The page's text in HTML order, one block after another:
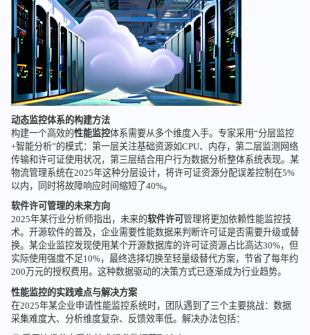
动态监控体系的构建方法
构建一个高效的性能监控体系需要从多个维度入手。专家采用“分层监控
+智能分析”的模式：第一层关注基础资源如CPU、内存，第二层监测网络
传输和许可证使用状况，第三层结合用户行为数据分析整体系统表现。某
物流管理系统在2025年这种分层设计，将许可证资源分配误差控制在5%
以内，同时将故障响应时间缩短了40%。
软件许可管理的未来方向
2025年某行业分析师指出，未来的软件许可 管理将更加依赖性能监控技
术。开源软件的普及，企业需要性能数据来判断许可证是否需要升级或替
换。某企业监控发现使用某个开源数据库的许可证资源占比高达30%，但
实际使用强度不足10%，最终选择切换至轻量级替代方案，节省了每年约
200万元的授权费用。这种数据驱动的决策方式已逐渐成为行业趋势。
性能监控的实践难点与解决方案
在2025年某企业申请性能监控系统时，团队遇到了三个主要挑战：数据
采集难度大、分析维度复杂、反馈效率低。解决办法包括：